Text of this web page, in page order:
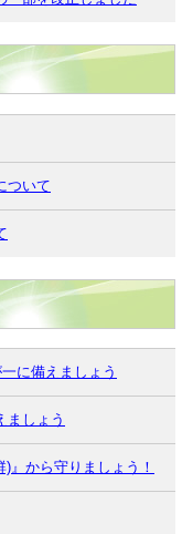
ついて
に備えましょう
ましょう
』から守りましょう！